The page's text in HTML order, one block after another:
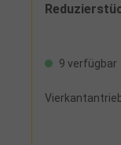
9 verfügbar